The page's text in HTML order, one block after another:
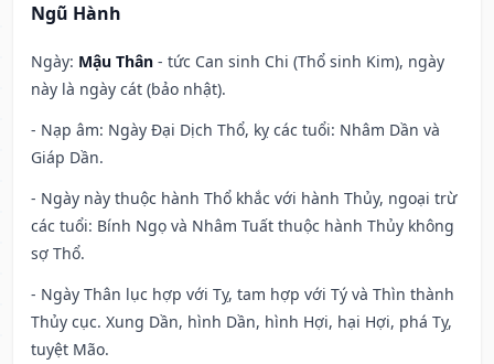
Ngũ Hành
Ngày: Mậu Thân - tức Can sinh Chi (Thổ sinh Kim), ngày
này là ngày cát (bảo nhật).
- Nạp âm: Ngày Đại Dịch Thổ, kỵ các tuổi: Nhâm Dần và
Giáp Dần.
- Ngày này thuộc hành Thổ khắc với hành Thủy, ngoại trừ
các tuổi: Bính Ngọ và Nhâm Tuất thuộc hành Thủy không
sợ Thổ.
- Ngày Thân lục hợp với Tỵ, tam hợp với Tý và Thìn thành
Thủy cục. Xung Dần, hình Dần, hình Hợi, hại Hợi, phá Tỵ,
tuyệt Mão.